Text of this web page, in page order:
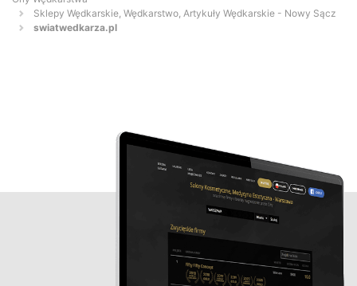
Sklepy Wędkarskie, Wędkarstwo, Artykuły Wędkarskie - Nowy Sącz
swiatwedkarza.pl